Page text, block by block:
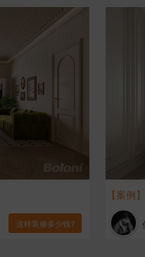
这样装修多少钱?
【案例】